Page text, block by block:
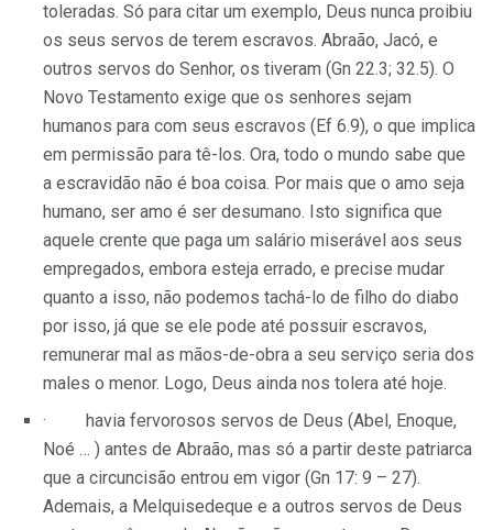
toleradas. Só para citar um exemplo, Deus nunca proibiu
os seus servos de terem escravos. Abraão, Jacó, e
outros servos do Senhor, os tiveram (Gn 22.3; 32.5). O
Novo Testamento exige que os senhores sejam
humanos para com seus escravos (Ef 6.9), o que implica
em permissão para tê-los. Ora, todo o mundo sabe que
a escravidão não é boa coisa. Por mais que o amo seja
humano, ser amo é ser desumano. Isto significa que
aquele crente que paga um salário miserável aos seus
empregados, embora esteja errado, e precise mudar
quanto a isso, não podemos tachá-lo de filho do diabo
por isso, já que se ele pode até possuir escravos,
remunerar mal as mãos-de-obra a seu serviço seria dos
males o menor. Logo, Deus ainda nos tolera até hoje.
· havia fervorosos servos de Deus (Abel, Enoque,
Noé … ) antes de Abraão, mas só a partir deste patriarca
que a circuncisão entrou em vigor (Gn 17: 9 – 27).
Ademais, a Melquisedeque e a outros servos de Deus